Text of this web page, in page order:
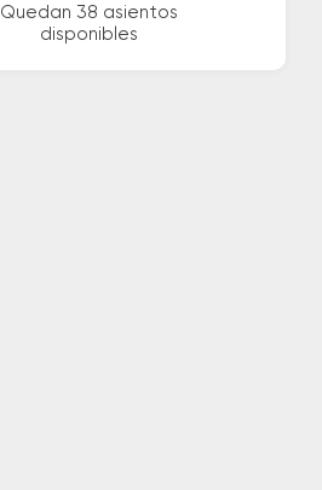
Quedan 38 asientos
disponibles